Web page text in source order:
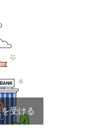
受ける